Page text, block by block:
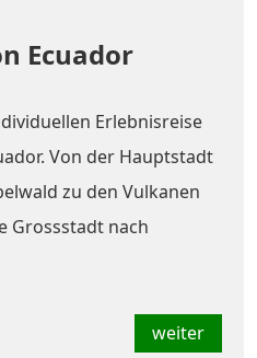
Ecuador
Erlebnisreise
Von der Hauptstadt
zu den Vulkanen
Grossstadt nach
weiter